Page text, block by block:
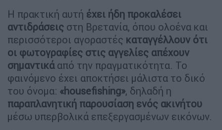
Η πρακτική αυτή έχει ήδη προκαλέσει
αντιδράσεις στη Βρετανία, όπου ολοένα και
περισσότεροι αγοραστές καταγγέλλουν ότι
οι φωτογραφίες στις αγγελίες απέχουν
σημαντικάαπό την πραγματικότητα. Το
φαινόμενο έχει αποκτήσει μάλιστα το δικό
του όνομα: «housefishing», δηλαδή η
παραπλανητική παρουσίαση ενός ακινήτου
μέσω υπερβολικά επεξεργασμένων εικόνων.